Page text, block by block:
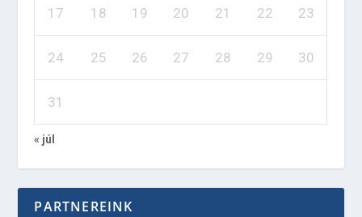
17 18 19 20 21 22 23
24 25 26 27 28 29 30
31
« júl
PARTNEREINK